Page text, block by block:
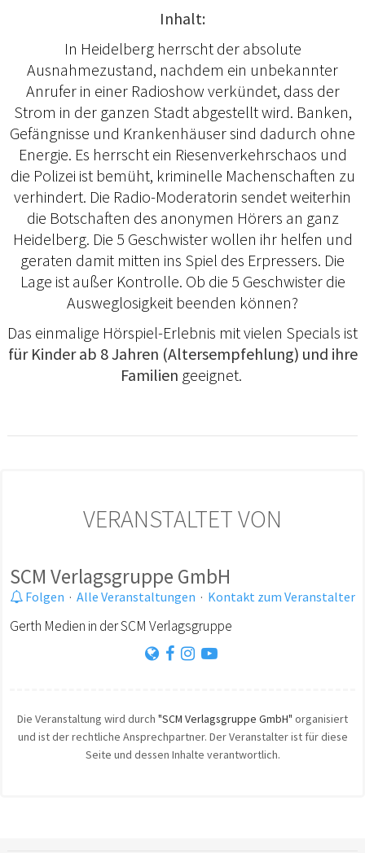
Inhalt:
In Heidelberg herrscht der absolute
Ausnahmezustand, nachdem ein unbekannter
Anrufer in einer Radioshow verkündet, dass der
Strom in der ganzen Stadt abgestellt wird. Banken,
Gefängnisse und Krankenhäuser sind dadurch ohne
Energie. Es herrscht ein Riesenverkehrschaos und
die Polizei ist bemüht, kriminelle Machenschaften zu
verhindert. Die Radio-Moderatorin sendet weiterhin
die Botschaften des anonymen Hörers an ganz
Heidelberg. Die 5 Geschwister wollen ihr helfen und
geraten damit mitten ins Spiel des Erpressers. Die
Lage ist außer Kontrolle. Ob die 5 Geschwister die
Ausweglosigkeit beenden können?
Das einmalige Hörspiel-Erlebnis mit vielen Specials ist
für Kinder ab 8 Jahren (Altersempfehlung) und ihre
Familien geeignet.
VERANSTALTET VON
SCM Verlagsgruppe GmbH
Folgen · Alle Veranstaltungen · Kontakt zum Veranstalter
Gerth Medien in der SCM Verlagsgruppe
Die Veranstaltung wird durch "SCM Verlagsgruppe GmbH" organisiert
und ist der rechtliche Ansprechpartner. Der Veranstalter ist für diese
Seite und dessen Inhalte verantwortlich.